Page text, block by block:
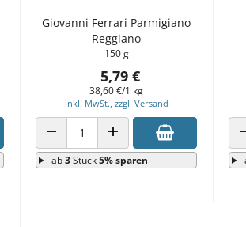
Giovanni Ferrari Parmigiano
Reggiano
150 g
5,79 €
38,60 €/1 kg
inkl. MwSt., zzgl. Versand
ANZAHL VERRINGERNANZAHL ERHÖHEN
ab3Stück5% sparen